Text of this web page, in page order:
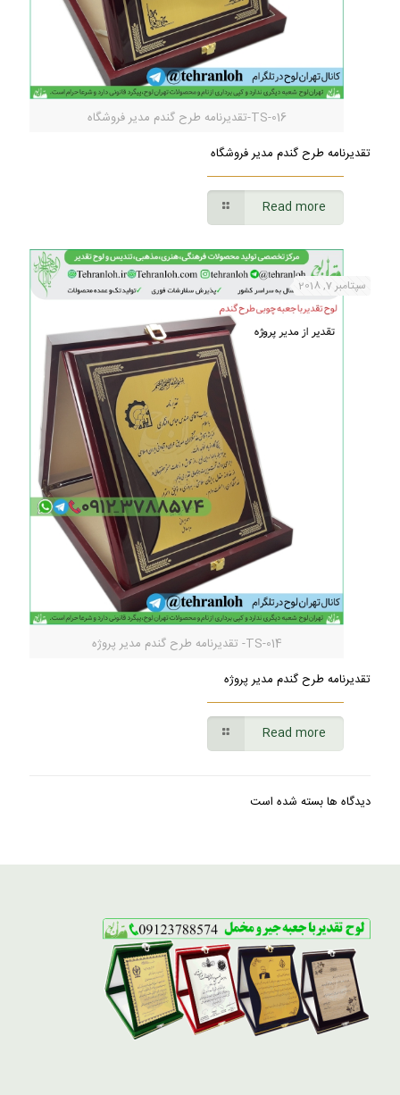
TS-016-تقدیرنامه طرح گندم مدیر فروشگاه
تقدیرنامه طرح گندم مدیر فروشگاه
Read more
TS-014- تقدیرنامه طرح گندم مدیر پروژه
سپتامبر 7, 2018
تقدیرنامه طرح گندم مدیر پروژه
Read more
دیدگاه ها بسته شده است